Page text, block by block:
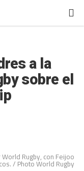
a la
sobre el
Rugby, con Feijoo
/ Photo World Rugby